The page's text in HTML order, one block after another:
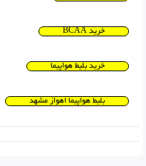
خرید BCAA
خرید بلیط هواپیما
بلیط هواپیما اهواز مشهد